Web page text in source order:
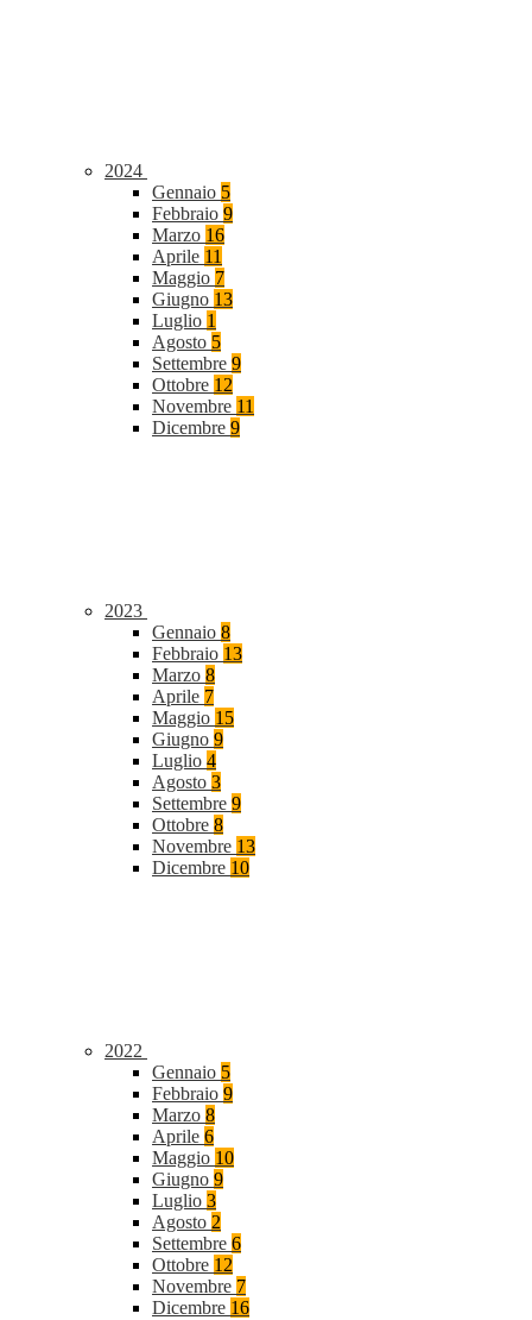
2024
Gennaio 5
Febbraio 9
Marzo 16
Aprile 11
Maggio 7
Giugno 13
Luglio 1
Agosto 5
Settembre 9
Ottobre 12
Novembre 11
Dicembre 9
2023
Gennaio 8
Febbraio 13
Marzo 8
Aprile 7
Maggio 15
Giugno 9
Luglio 4
Agosto 3
Settembre 9
Ottobre 8
Novembre 13
Dicembre 10
2022
Gennaio 5
Febbraio 9
Marzo 8
Aprile 6
Maggio 10
Giugno 9
Luglio 3
Agosto 2
Settembre 6
Ottobre 12
Novembre 7
Dicembre 16